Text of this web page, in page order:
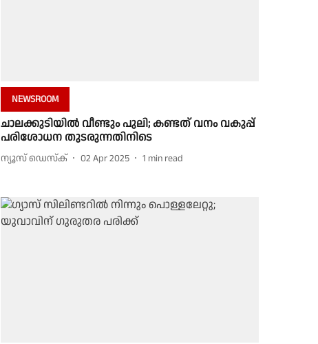
NEWSROOM
ചാലക്കുടിയിൽ വീണ്ടും പുലി; കണ്ടത് വനം വകുപ്പ്
പരിശോധന തുടരുന്നതിനിടെ
ന്യൂസ് ഡെസ്ക് 02 Apr 2025 1 min read